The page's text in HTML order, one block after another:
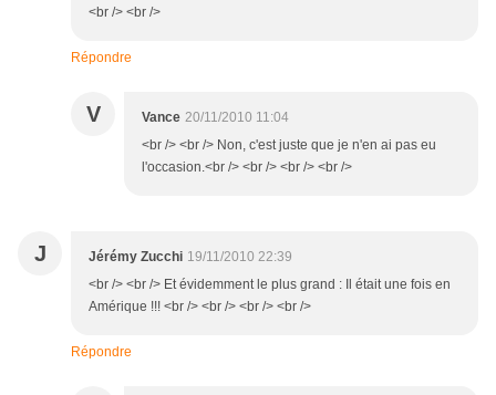
<br /> <br />
Répondre
V Vance 20/11/2010 11:04
<br /> <br /> Non, c'est juste que je n'en ai pas eu
l'occasion.<br /> <br /> <br /> <br />
J Jérémy Zucchi 19/11/2010 22:39
<br /> <br /> Et évidemment le plus grand : Il était une fois en
Amérique !!! <br /> <br /> <br /> <br />
Répondre